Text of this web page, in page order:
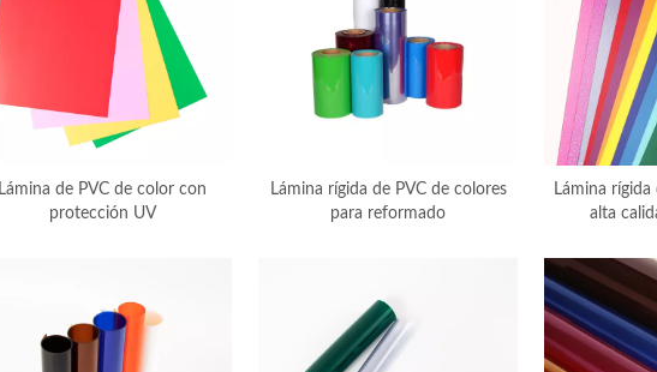
Lámina de PVC de color con
protección UV
Lámina rígida de PVC de colores
para reformado
Lámina
alta